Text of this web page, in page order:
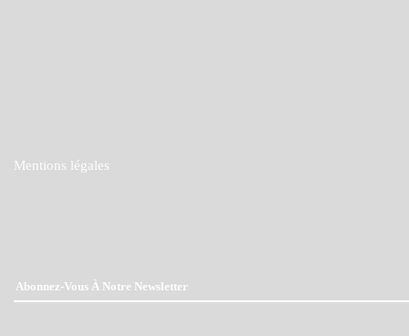
Mentions légales
Abonnez-Vous À Notre Newsletter